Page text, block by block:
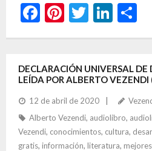
F
ac
b
o
o
k
Pi
nt
es
t
T
w
er
Li
n
dI
n
o
p
ti
r
DECLARACIÓN UNIVERSAL DE
LEÍDA POR ALBERTO VEZENDI
12 de abril de 2020
Alberto Vezendi, audiolibro,
Vezendi, conocimientos, cultura,
gratis, información, literatura,